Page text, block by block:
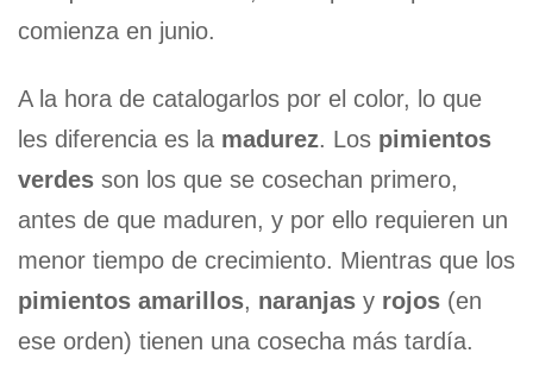
comienza en junio.
A la hora de catalogarlos por el color, lo que
les diferencia es la madurez. Los pimientos
verdes son los que se cosechan primero,
antes de que maduren, y por ello requieren un
menor tiempo de crecimiento. Mientras que los
pimientos amarillos, naranjas y rojos (en
ese orden) tienen una cosecha más tardía.